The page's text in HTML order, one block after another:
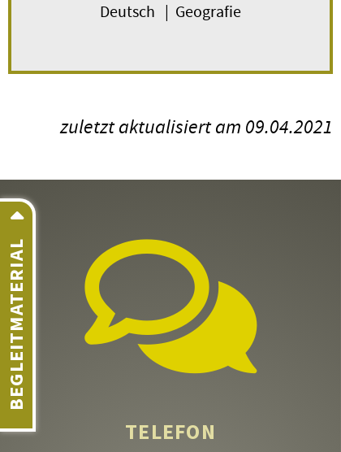
BEGLEITMATERIAL
Deutsch | Geografie
zuletzt aktualisiert am 09.04.2021
TELEFON